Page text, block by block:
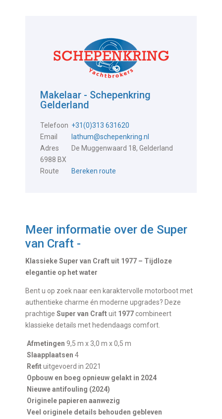
Makelaar - Schepenkring
Gelderland
Telefoon +31(0)313 631620
Email
lathum@schepenkring.nl
Adres
De Muggenwaard 18, Gelderland
6988 BX
Route
Bereken route
Meer informatie over de Super
van Craft -
Klassieke Super van Craft uit 1977 – Tijdloze
elegantie op het water
Bent u op zoek naar een karaktervolle motorboot met
authentieke charme én moderne upgrades? Deze
prachtigeSuper van Craftuit 1977combineert
klassieke details met hedendaags comfort.
Afmetingen 9,5 m x 3,0 m x 0,5 m
Slaapplaatsen 4
Refituitgevoerd in 2021
Opbouw en boeg opnieuw gelakt in 2024
Nieuwe antifouling (2024)
Originele papieren aanwezig
Veel originele details behouden gebleven